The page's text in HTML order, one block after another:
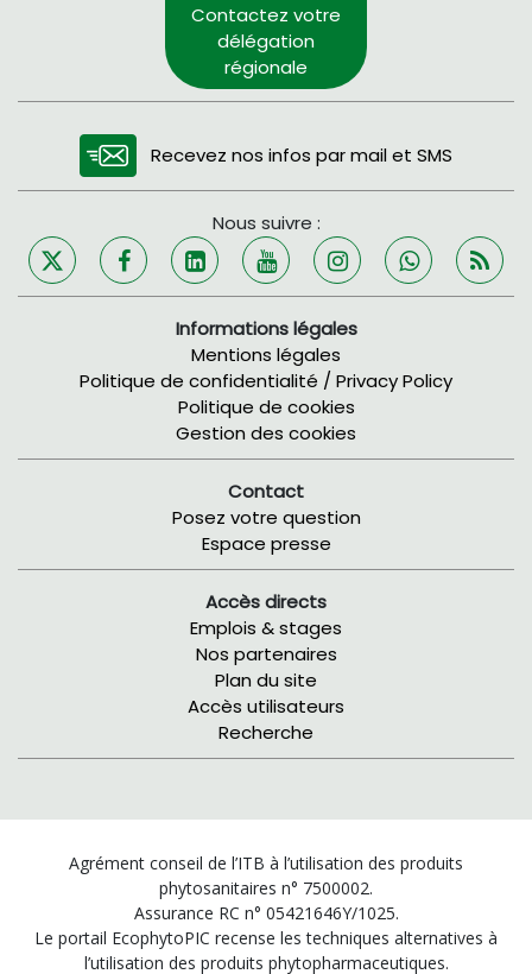
Contactez votre
délégation
régionale
Recevez nos infos par mail et SMS
Nous suivre :
Informations légales
Mentions légales
Politique de confidentialité / Privacy Policy
Politique de cookies
Gestion des cookies
Contact
Posez votre question
Espace presse
Accès directs
Emplois & stages
Nos partenaires
Plan du site
Accès utilisateurs
Recherche
Agrément conseil de l’ITB à l’utilisation des produits
phytosanitaires n° 7500002.
Assurance RC n° 05421646Y/1025.
Le portail EcophytoPIC recense les techniques alternatives à
l’utilisation des produits phytopharmaceutiques.